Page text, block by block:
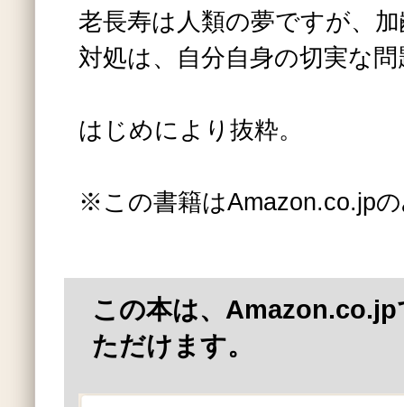
老長寿は人類の夢ですが、
対処は、自分自身の切実な
はじめにより抜粋。
※この書籍はAmazon.co.jp
この本は、
ただけます。